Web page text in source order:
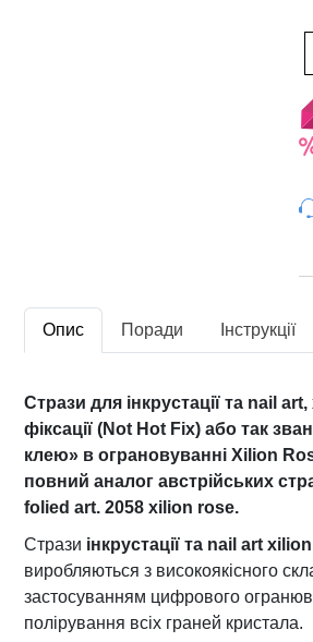
а
д
л
н
т
ц
і
ї
б
Опис Поради Інструкції
Стрази для інкрустації та nail
фіксації (Not Hot Fix) або так
клею» в ограновуванні Xilion
повний аналог австрійських
folied art. 2058 xilion rose.
Стрази інкрустації та nail art x
виробляються з високоякісного
застосуванням цифрового
полірування всіх граней кристала.